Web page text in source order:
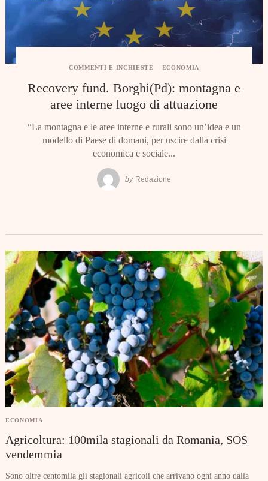
COMMENTI E INCHIESTE ECONOMIA
Recovery fund. Borghi(Pd): montagna e
aree interne luogo di attuazione
“La montagna e le aree interne e rurali sono un’idea e un
modello di Paese di domani, per uscire dalla crisi
economica e sociale...
by Redazione
ECONOMIA
Agricoltura: 100mila stagionali da Romania, SOS
vendemmia
Sono oltre centomila gli stagionali agricoli che arrivano ogni anno dalla